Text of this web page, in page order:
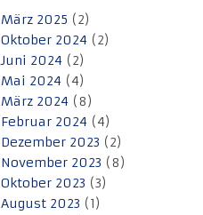
März 2025 (2)
Oktober 2024 (2)
Juni 2024 (2)
Mai 2024 (4)
März 2024 (8)
Februar 2024 (4)
Dezember 2023 (2)
November 2023 (8)
Oktober 2023 (3)
August 2023 (1)